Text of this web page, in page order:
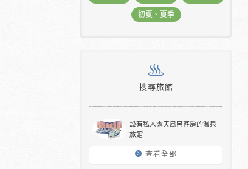
初夏、夏季
搜尋旅館
設有私人露天風呂客房的溫泉
旅館
查看全部